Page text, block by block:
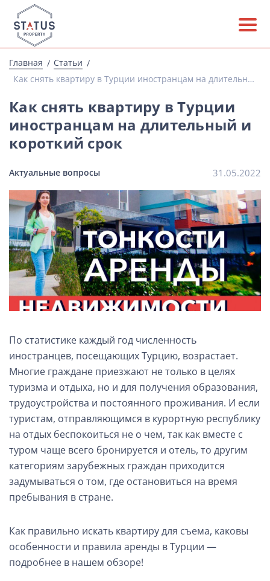
Главная
Статьи
Как снять квартиру в Турции иностранцам на длительный и короткий срок
Как снять квартиру в Турции
иностранцам на длительный и
короткий срок
Актуальные вопросы 31.05.2022
По статистике каждый год численность
иностранцев, посещающих Турцию, возрастает.
Многие граждане приезжают не только в целях
туризма и отдыха, но и для получения образования,
трудоустройства и постоянного проживания. И если
туристам, отправляющимся в курортную республику
на отдых беспокоиться не о чем, так как вместе с
туром чаще всего бронируется и отель, то другим
категориям зарубежных граждан приходится
задумываться о том, где остановиться на время
пребывания в стране.
Как правильно искать квартиру для съема, каковы
особенности и правила аренды в Турции —
подробнее в нашем обзоре!